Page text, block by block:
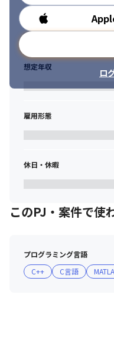
ロ
勤務時間
想定年収
雇用形態
休日・休暇
このPJ・案件で使
プログラミング言語
C++
C言語